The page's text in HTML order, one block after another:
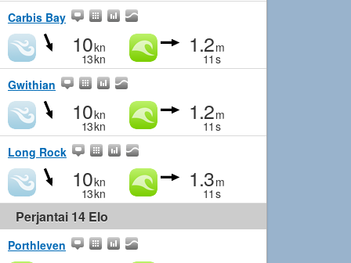
Carbis Bay
10kn
13kn
1.2m
11 s
Gwithian
10kn
13kn
1.2m
11 s
Long Rock
10kn
13kn
1.3m
11 s
Perjantai 14 Elo
Porthleven